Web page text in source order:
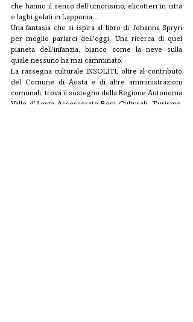
che hanno il senso dell’umorismo, elicotteri in città
e laghi gelati in Lapponia…
Una fantasia che si ispira al libro di Johanna Spryri
per meglio parlarci dell’oggi. Una ricerca di quel
pianeta dell’infanzia, bianco come la neve sulla
quale nessuno ha mai camminato.
La rassegna culturale INSOLITI, oltre al contributo
del Comune di Aosta e di altre amministrazioni
comunali, trova il sostegno della Regione Autonoma
Valle d’Aosta Assessorato Beni Culturali, Turismo,